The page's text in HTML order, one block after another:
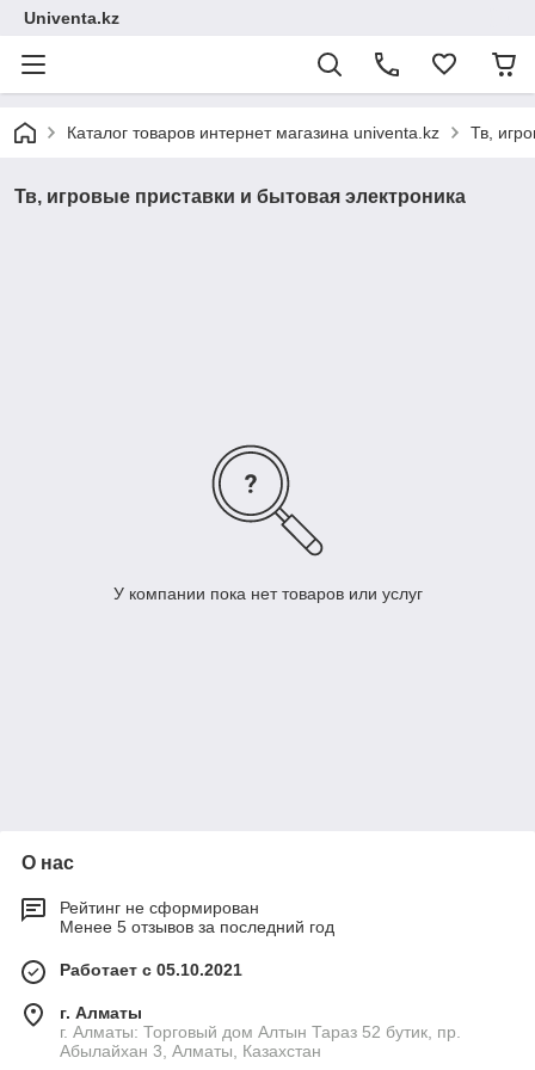
Univenta.kz
Каталог товаров интернет магазина univenta.kz Тв,
Тв, игровые приставки и бытовая электроника
У компании пока нет товаров или услуг
О нас
Рейтинг не сформирован
Менее 5 отзывов за последний год
Работает с 05.10.2021
г. Алматы
г. Алматы: Торговый дом Алтын Тараз 52 бутик, пр.
Абылайхан 3, Алматы, Казахстан